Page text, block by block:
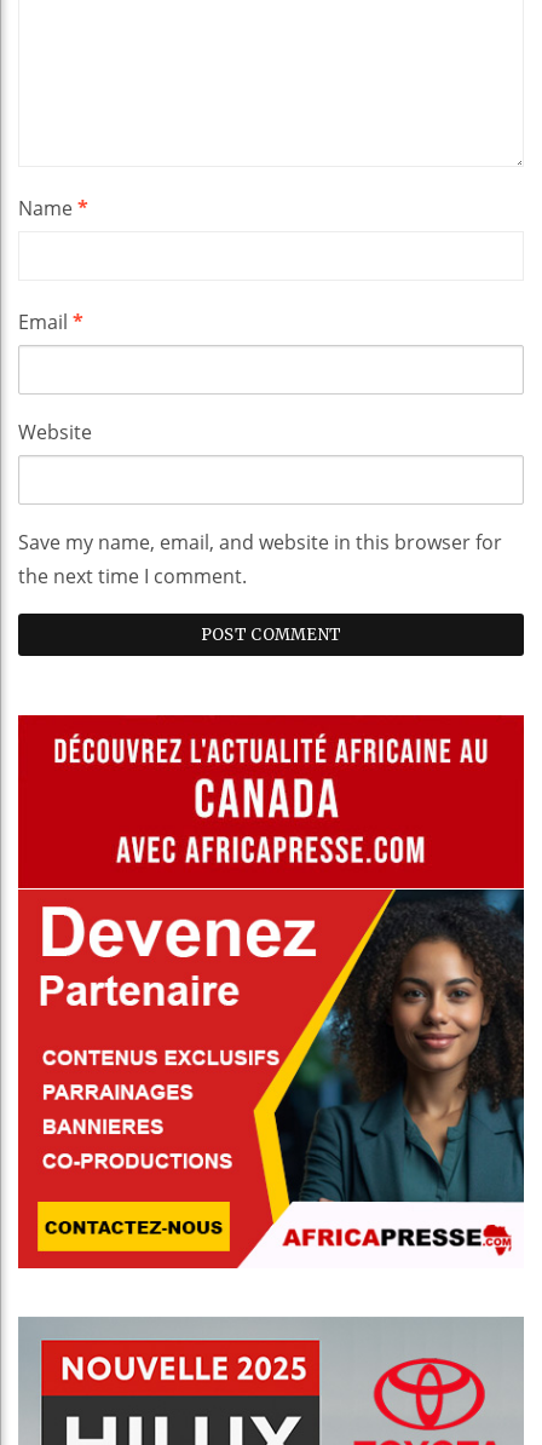
Name*
Email *
Website
Save my name, email, and website in this browser for
the next time I comment.